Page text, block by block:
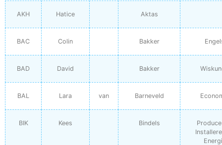
AKH Hatice Aktas
BAC Colin Bakker
BAD David Bakker
BAL Lara van Barneveld
BIK Kees Bindels